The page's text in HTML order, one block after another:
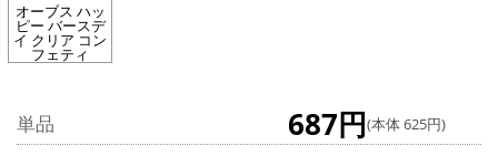
オーブス ハッ
ピー バースデ
イ クリア コン
フェティ
単品 687円(本体 625円)